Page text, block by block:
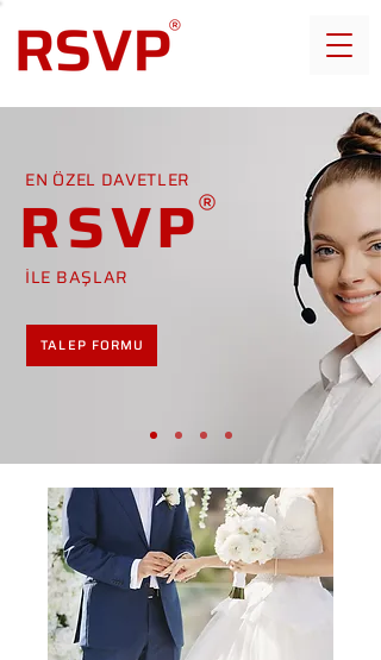
EN ÖZEL DAVETLER
RSVP
İLE BAŞLAR
TALEP FORMU